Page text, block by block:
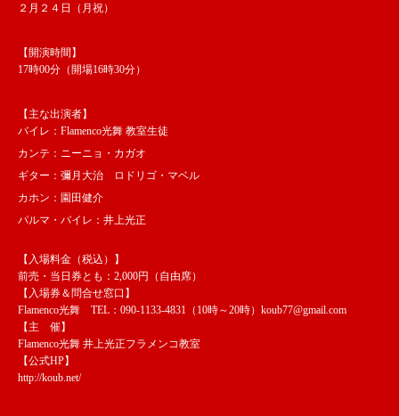
２月２４日（月祝）
【開演時間】
17時00分（開場16時30分）
【主な出演者】
バイレ：Flamenco光舞 教室生徒
カンテ：ニーニョ・カガオ
ギター：彌月大治 ロドリゴ・マベル
カホン：園田健介
パルマ・バイレ：井上光正
【入場料金（税込）】
前売・当日券とも：2,000円（自由席）
【入場券＆問合せ窓口】
Flamenco光舞 TEL：090-1133-4831（10時～20時） koub77@gmail.com
【主 催】
Flamenco光舞 井上光正フラメンコ教室
【公式HP】
http://koub.net/